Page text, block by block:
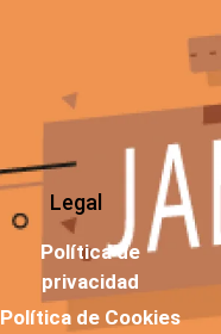
Legal
Política de
privacidad
Política de Cookies